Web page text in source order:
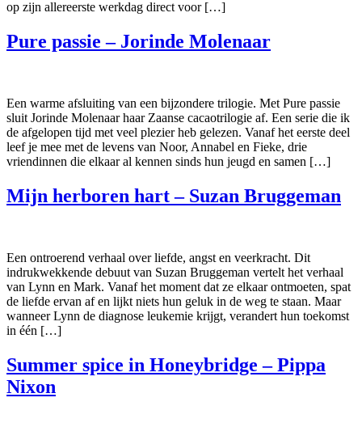
op zijn allereerste werkdag direct voor […]
Pure passie – Jorinde Molenaar
Een warme afsluiting van een bijzondere trilogie. Met Pure passie
sluit Jorinde Molenaar haar Zaanse cacaotrilogie af. Een serie die ik
de afgelopen tijd met veel plezier heb gelezen. Vanaf het eerste deel
leef je mee met de levens van Noor, Annabel en Fieke, drie
vriendinnen die elkaar al kennen sinds hun jeugd en samen […]
Mijn herboren hart – Suzan Bruggeman
Een ontroerend verhaal over liefde, angst en veerkracht. Dit
indrukwekkende debuut van Suzan Bruggeman vertelt het verhaal
van Lynn en Mark. Vanaf het moment dat ze elkaar ontmoeten, spat
de liefde ervan af en lijkt niets hun geluk in de weg te staan. Maar
wanneer Lynn de diagnose leukemie krijgt, verandert hun toekomst
in één […]
Summer spice in Honeybridge – Pippa
Nixon